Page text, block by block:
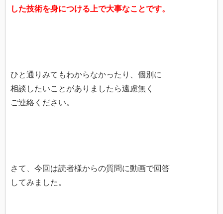
した技術を身につける上で大事なことです。
ひと通りみてもわからなかったり、個別に
相談したいことがありましたら遠慮無く
ご連絡ください。
さて、今回は読者様からの質問に動画で回答
してみました。